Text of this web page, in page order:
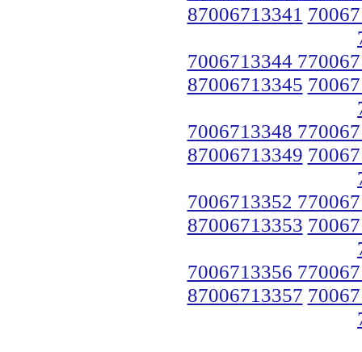
87006713341
7006713344
87006713345
7006713348
87006713349
7006713352
87006713353
7006713356
87006713357